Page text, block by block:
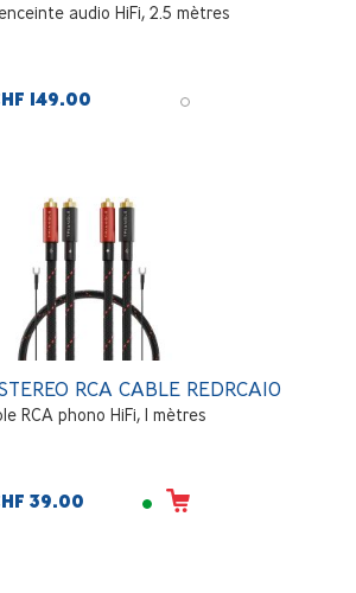
audio HiFi, 2.5 mètres
149.00
RCA CABLE REDRCA10
RCA phono HiFi, 1 mètres
39.00